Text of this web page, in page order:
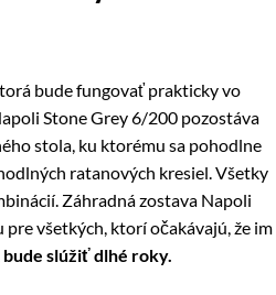
bude fungovať prakticky vo
Stone Grey 6/200 pozostáva
stola, ku ktorému sa pohodlne
ratanových kresiel. Všetky
Záhradná zostava Napoli
všetkých, ktorí očakávajú, že im
slúžiť dlhé roky.